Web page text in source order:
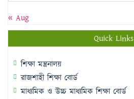
« Aug
Quick Links
শিক্ষা মন্ত্রনালয়
রাজশাহী শিক্ষা বোর্ড
মাধ্যমিক ও উচ্চ মাধ্যমিক শিক্ষা বোর্ড